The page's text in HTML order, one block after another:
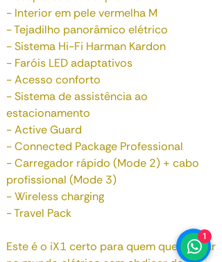
- Interior em pele vermelha M
- Tejadilho panorâmico elétrico
- Sistema Hi-Fi Harman Kardon
- Faróis LED adaptativos
- Acesso conforto
- Sistema de assistência ao
estacionamento
- Active Guard
- Connected Package Professional
- Carregador rápido (Mode 2) + cabo
profissional (Mode 3)
- Wireless charging
- Travel Pack
Este é o iX1 certo para quem quer entrar
1